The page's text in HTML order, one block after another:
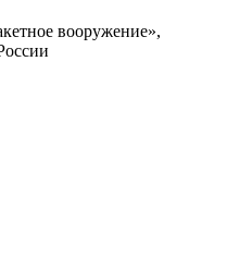
вооружение»,